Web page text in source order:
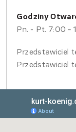
Godziny
Pn. - Pt. 7:00 -
Przedstawiciel
Przedstawiciel